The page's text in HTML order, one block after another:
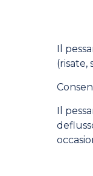
Il
(risate,
Il